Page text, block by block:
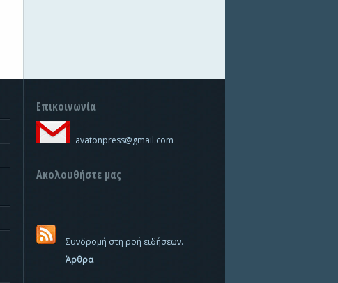
Επικοινωνία
avatonpress@gmail.com
Ακολουθήστε μας
Συνδρομή στη ροή ειδήσεων.
Άρθρα